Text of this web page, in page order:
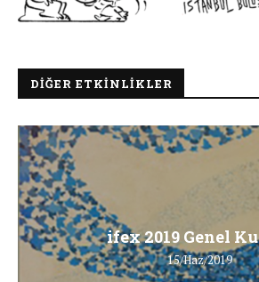
DIĞER ETKINLIKLER
ifex 2019 Genel
15/Haz/2019